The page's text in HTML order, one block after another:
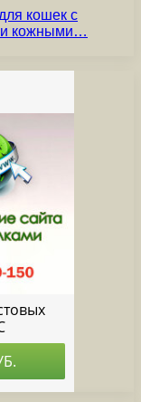
кошек с
и кожными…